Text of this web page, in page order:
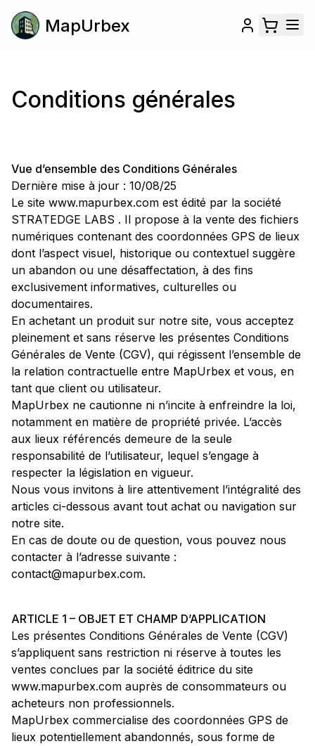
MapUrbex
Conditions générales
Vue d’ensemble des Conditions Générales
Dernière mise à jour : 10/08/25
Le site www.mapurbex.com est édité par la société
STRATEDGE LABS . Il propose à la vente des fichiers
numériques contenant des coordonnées GPS de lieux
dont l’aspect visuel, historique ou contextuel suggère
un abandon ou une désaffectation, à des fins
exclusivement informatives, culturelles ou
documentaires.
En achetant un produit sur notre site, vous acceptez
pleinement et sans réserve les présentes Conditions
Générales de Vente (CGV), qui régissent l’ensemble de
la relation contractuelle entre MapUrbex et vous, en
tant que client ou utilisateur.
MapUrbex ne cautionne ni n’incite à enfreindre la loi,
notamment en matière de propriété privée. L’accès
aux lieux référencés demeure de la seule
responsabilité de l’utilisateur, lequel s’engage à
respecter la législation en vigueur.
Nous vous invitons à lire attentivement l’intégralité des
articles ci-dessous avant tout achat ou navigation sur
notre site.
En cas de doute ou de question, vous pouvez nous
contacter à l’adresse suivante :
contact@mapurbex.com.
ARTICLE 1 – OBJET ET CHAMP D’APPLICATION
Les présentes Conditions Générales de Vente (CGV)
s’appliquent sans restriction ni réserve à toutes les
ventes conclues par la société éditrice du site
www.mapurbex.com auprès de consommateurs ou
acheteurs non professionnels.
MapUrbex commercialise des coordonnées GPS de
lieux potentiellement abandonnés, sous forme de